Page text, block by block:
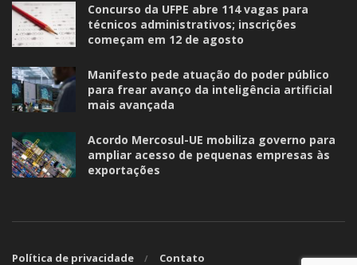
Concurso da UFPE abre 114 vagas para
técnicos administrativos; inscrições
começam em 12 de agosto
Manifesto pede atuação do poder público
para frear avanço da inteligência artificial
mais avançada
Acordo Mercosul-UE mobiliza governo para
ampliar acesso de pequenas empresas às
exportações
Política de privacidade Contato